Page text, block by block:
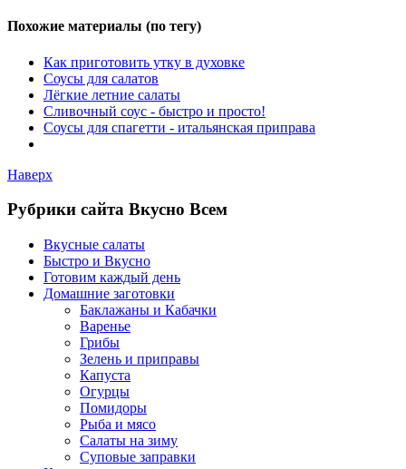
Похожие материалы (по тегу)
Как приготовить утку в духовке
Соусы для салатов
Лёгкие летние салаты
Сливочный соус - быстро и просто!
Соусы для спагетти - итальянская приправа
Наверх
Рубрики сайта Вкусно Всем
Вкусные салаты
Быстро и Вкусно
Готовим каждый день
Домашние заготовки
Баклажаны и Кабачки
Варенье
Грибы
Зелень и приправы
Капуста
Огурцы
Помидоры
Рыба и мясо
Салаты на зиму
Суповые заправки